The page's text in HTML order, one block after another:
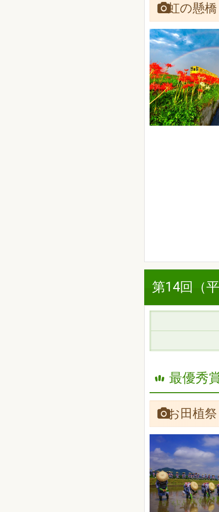
虹の懸橋
第14回（
最優秀
お田植祭